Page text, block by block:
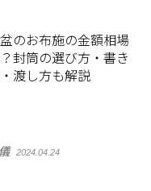
のお布施の金額相場
封筒の選び方・書き
渡し方も解説
2024.04.24